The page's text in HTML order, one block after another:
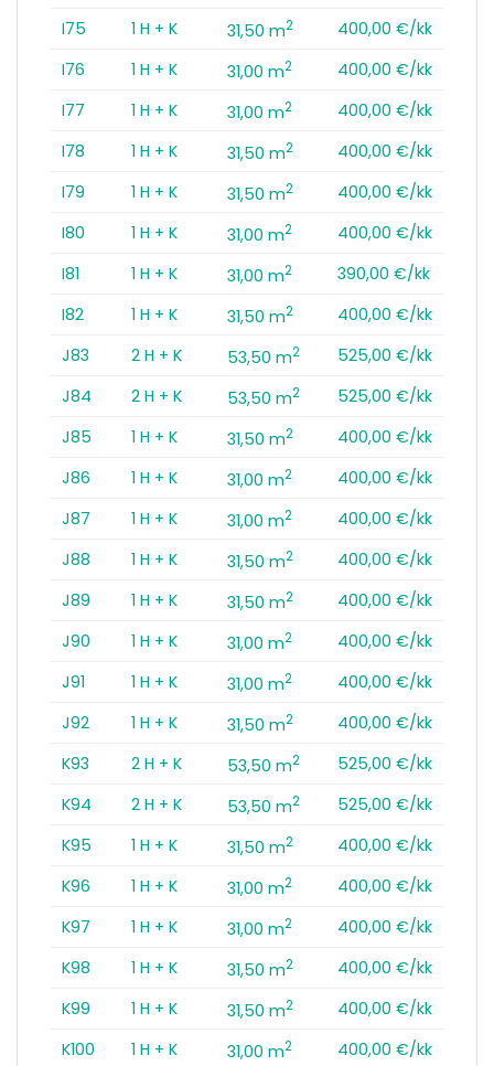
I75
1 H + K 31,50 m2
400,00 €/kk
I76
1 H + K 31,00 m2
400,00 €/kk
I77
1 H + K 31,00 m2
400,00 €/kk
I78
1 H + K 31,50 m2
400,00 €/kk
I79
1 H + K 31,50 m2
400,00 €/kk
I80
1 H + K 31,00 m2
400,00 €/kk
I81
1 H + K 31,00 m2
390,00 €/kk
I82
1 H + K 31,50 m2
400,00 €/kk
J83
2 H + K 53,50 m2
525,00 €/kk
J84
2 H + K 53,50 m2
525,00 €/kk
J85
1 H + K 31,50 m2
400,00 €/kk
J86
1 H + K 31,00 m2
400,00 €/kk
J87
1 H + K 31,00 m2
400,00 €/kk
J88
1 H + K 31,50 m2
400,00 €/kk
J89
1 H + K 31,50 m2
400,00 €/kk
J90
1 H + K 31,00 m2
400,00 €/kk
J91
1 H + K 31,00 m2
400,00 €/kk
J92
1 H + K 31,50 m2
400,00 €/kk
K93
2 H + K 53,50 m2
525,00 €/kk
K94
2 H + K 53,50 m2
525,00 €/kk
K95
1 H + K 31,50 m2
400,00 €/kk
K96
1 H + K 31,00 m2
400,00 €/kk
K97
1 H + K 31,00 m2
400,00 €/kk
K98
1 H + K 31,50 m2
400,00 €/kk
K99
1 H + K 31,50 m2
400,00 €/kk
K100
1 H + K 31,00 m2
400,00 €/kk